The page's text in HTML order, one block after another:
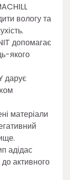
вологу та
допомагає
якого
дарує
матеріали
адідас
активного